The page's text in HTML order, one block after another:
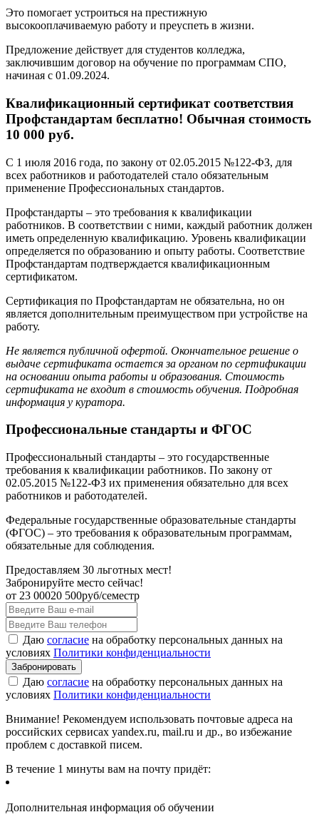
Это помогает устроиться на престижную
высокооплачиваемую работу и преуспеть в жизни.
Предложение действует для студентов колледжа,
заключившим договор на обучение по программам СПО,
начиная с 01.09.2024.
Квалификационный сертификат соответствия
Профстандартам бесплатно! Обычная стоимость
10 000 руб.
С 1 июля 2016 года, по закону от 02.05.2015 №122-ФЗ, для
всех работников и работодателей стало обязательным
применение Профессиональных стандартов.
Профстандарты – это требования к квалификации
работников. В соответствии с ними, каждый работник должен
иметь определенную квалификацию. Уровень квалификации
определяется по образованию и опыту работы. Соответствие
Профстандартам подтверждается квалификационным
сертификатом.
Сертификация по Профстандартам не обязательна, но он
является дополнительным преимуществом при устройстве на
работу.
Не является публичной офертой. Окончательное решение о
выдаче сертификата остается за органом по сертификации
на основании опыта работы и образования. Стоимость
сертификата не входит в стоимость обучения. Подробная
информация у куратора.
Профессиональные стандарты и ФГОС
Профессиональный стандарты – это государственные
требования к квалификации работников. По закону от
02.05.2015 №122-ФЗ их применения обязательно для всех
работников и работодателей.
Федеральные государственные образовательные стандарты
(ФГОС) – это требования к образовательным программам,
обязательные для соблюдения.
Предоставляем 30 льготных мест!
Забронируйте место сейчас!
от 23 00020 500руб/семестр
Даю согласие на обработку персональных данных на
условиях Политики конфиденциальности
Даю согласие на обработку персональных данных на
условиях Политики конфиденциальности
Внимание! Рекомендуем использовать почтовые адреса на
российских сервисах yandex.ru, mail.ru и др., во избежание
проблем с доставкой писем.
В течение 1 минуты вам на почту придёт:
Дополнительная информация об обучении